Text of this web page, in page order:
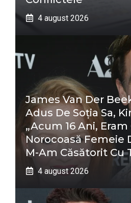
4 august 2026
James Van Der
Adus De Soția Sa,
„Acum 16 Ani, Eram
Norocoasă Femeie
M-Am Căsătorit Cu
4 august 2026